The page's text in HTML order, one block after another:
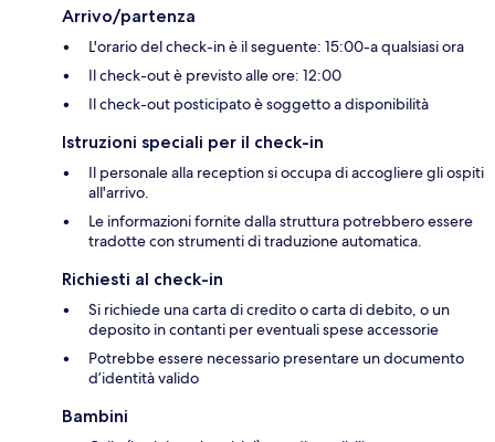
Arrivo/partenza
L'orario del check-in è il seguente: 15:00-a qualsiasi ora
Il check-out è previsto alle ore: 12:00
Il check-out posticipato è soggetto a disponibilità
Istruzioni speciali per il check-in
Il personale alla reception si occupa di accogliere gli ospiti
all'arrivo.
Le informazioni fornite dalla struttura potrebbero essere
tradotte con strumenti di traduzione automatica.
Richiesti al check-in
Si richiede una carta di credito o carta di debito, o un
deposito in contanti per eventuali spese accessorie
Potrebbe essere necessario presentare un documento
d’identità valido
Bambini